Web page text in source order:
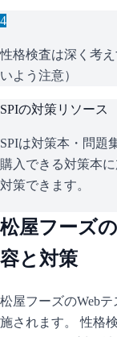
4
性格検査は深く考
いよう注意）
SPIの対策リソース
SPIは対策本・問題
購入できる対策本
対策できます。
松屋フーズ
容と対策
松屋フーズのWeb
施されます。 性格